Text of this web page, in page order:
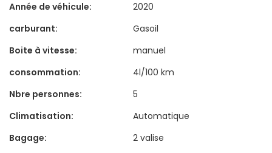
Année de véhicule:
2020
carburant:
Gasoil
Boite à vitesse:
manuel
consommation:
4l/100 km
Nbre personnes:
5
Climatisation:
Automatique
Bagage:
2 valise